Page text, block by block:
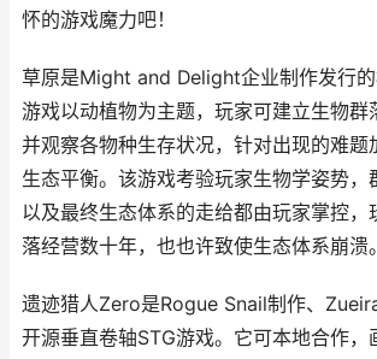
怀的游戏魔力吧！
草原是Might and Delight企业制作发行的
游戏以动植物为主题，玩家可建立生物群
并观察各物种生存状况，针对出现的难题
生态平衡。该游戏考验玩家生物学姿势，
以及最终生态体系的走给都由玩家掌控，
落经营数十年，也也许致使生态体系崩溃。
遗迹猎人Zero是Rogue Snail制作、
开源垂直卷轴STG游戏。它可本地合作，